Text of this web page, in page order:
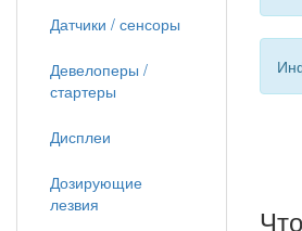
Датчики / сенсоры
Девелоперы /
стартеры
Дисплеи
Дозирующие
лезвия